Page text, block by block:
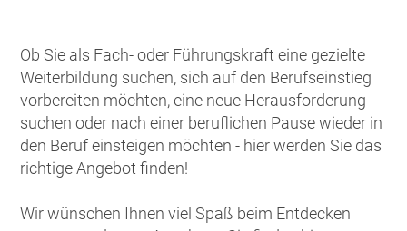
Ob Sie als Fach- oder Führungskraft eine gezielte
Weiterbildung suchen, sich auf den Berufseinstieg
vorbereiten möchten, eine neue Herausforderung
suchen oder nach einer beruflichen Pause wieder in
den Beruf einsteigen möchten - hier werden Sie das
richtige Angebot finden!
Wir wünschen Ihnen viel Spaß beim Entdecken